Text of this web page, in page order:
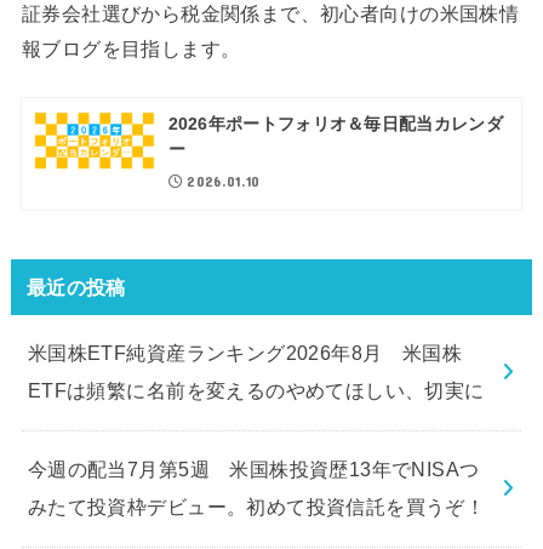
証券会社選びから税金関係まで、初心者向けの米国株情
報ブログを目指します。
2026年ポートフォリオ＆毎日配当カレンダ
ー
2026.01.10
最近の投稿
米国株ETF純資産ランキング2026年8月 米国株
ETFは頻繁に名前を変えるのやめてほしい、切実に
今週の配当7月第5週 米国株投資歴13年でNISAつ
みたて投資枠デビュー。初めて投資信託を買うぞ！